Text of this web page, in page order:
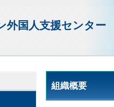
外国人支援センター
組織概要